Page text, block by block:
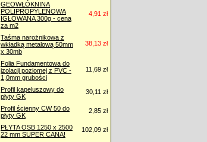
GEOWŁÓKNINA
POLIPROPYLENOWA
IGŁOWANA 300g - cena
za m2
4,91 zł
Taśma narożnikowa z
wkładką metalową 50mm
x 30mb
38,13 zł
Folia Fundamentowa do
izolacji poziomej z PVC -
1,0mm grubości
11,69 zł
Profil kapeluszowy do
płyty GK
30,11 zł
Profil ścienny CW 50 do
płyty GK
2,85 zł
PŁYTA OSB 1250 x 2500
22 mm SUPER CANA!
102,09 zł